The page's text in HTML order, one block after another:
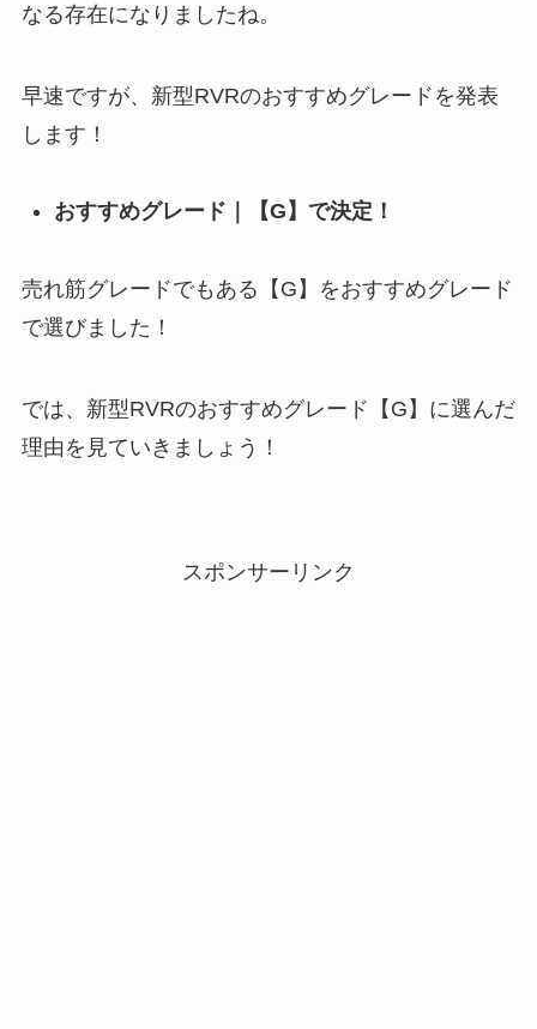
なる存在になりましたね。
早速ですが、新型RVRのおすすめグレードを発表
します！
おすすめグレード｜【G】で決定！
売れ筋グレードでもある【G】をおすすめグレード
で選びました！
では、新型RVRのおすすめグレード【G】に選んだ
理由を見ていきましょう！
スポンサーリンク